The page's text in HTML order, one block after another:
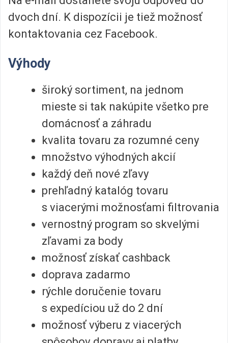
dvoch dní. K dispozícii je tiež možnosť
kontaktovania cez Facebook.
Výhody
široký sortiment, na jednom
mieste si tak nakúpite všetko pre
domácnosť a záhradu
kvalita tovaru za rozumné ceny
množstvo výhodných akcií
každý deň nové zľavy
prehľadný katalóg tovaru
s viacerými možnosťami filtrovania
vernostný program so skvelými
zľavami za body
možnosť získať cashback
doprava zadarmo
rýchle doručenie tovaru
s expedíciou už do 2 dní
možnosť výberu z viacerých